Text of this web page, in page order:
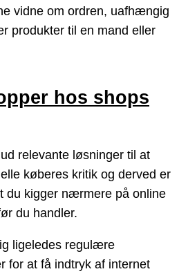
vidne om ordren, uafhængig
produkter til en mand eller
hos shops
relevante løsninger til at
køberes kritik og derved er
du kigger nærmere på online
du handler.
ligeledes regulære
for at få indtryk af internet